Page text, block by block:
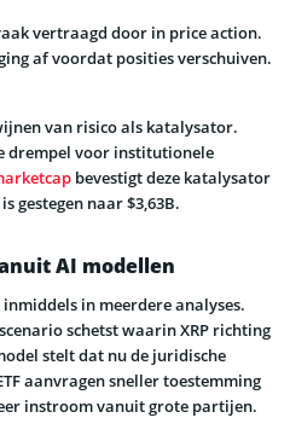
vertraagd door in price action.
af voordat posities verschuiven.
van risico als katalysator.
drempel voor institutionele
bevestigt deze katalysator
gestegen naar $3,63B.
AI modellen
in meerdere analyses.
schetst waarin XRP richting
stelt dat nu de juridische
aanvragen sneller toestemming
instroom vanuit grote partijen.